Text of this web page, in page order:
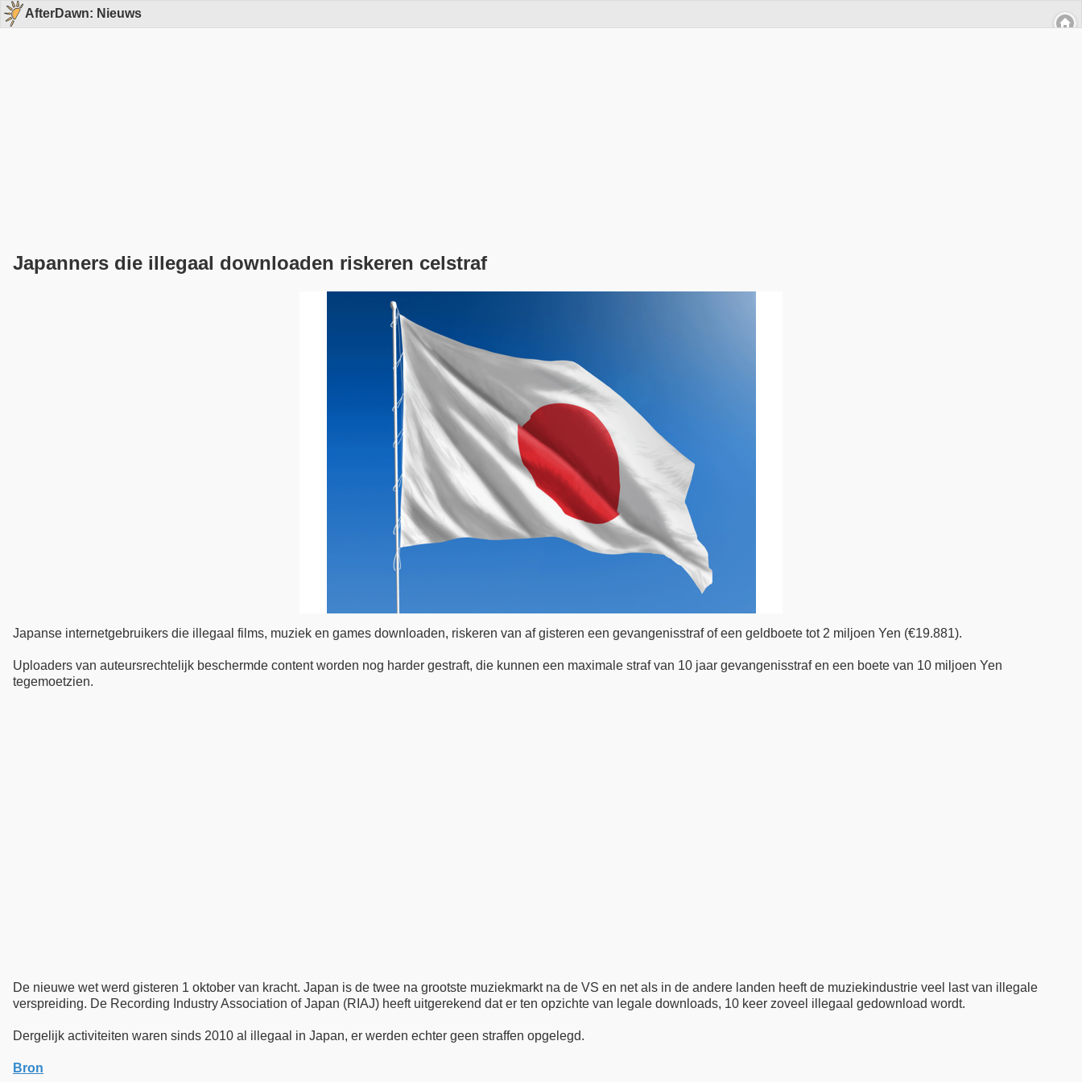
AfterDawn: Nieuws
Japanners die illegaal downloaden riskeren celstraf
Japanse internetgebruikers die illegaal films, muziek en games downloaden, riskeren van af gisteren een gevangenisstraf of een geldboete tot 2 miljoen Yen (€19.881).
Uploaders van auteursrechtelijk beschermde content worden nog harder gestraft, die kunnen een maximale straf van 10 jaar gevangenisstraf en een boete van 10 miljoen Yen
tegemoetzien.
De nieuwe wet werd gisteren 1 oktober van kracht. Japan is de twee na grootste muziekmarkt na de VS en net als in de andere landen heeft de muziekindustrie veel last van illegale
verspreiding. De Recording Industry Association of Japan (RIAJ) heeft uitgerekend dat er ten opzichte van legale downloads, 10 keer zoveel illegaal gedownload wordt.
Dergelijk activiteiten waren sinds 2010 al illegaal in Japan, er werden echter geen straffen opgelegd.
Bron